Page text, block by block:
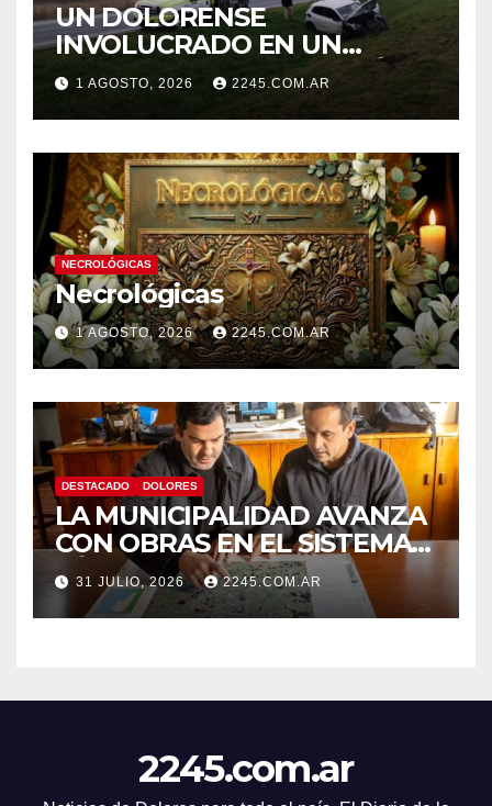
UN DOLORENSE
INVOLUCRADO EN UN
SINIESTRO QUE TERMINÓ
CON DESPISTE Y VUELCO
1 AGOSTO, 2026 2245.COM.AR
NECROLÓGICAS
Necrológicas
1 AGOSTO, 2026 2245.COM.AR
DESTACADO DOLORES
LA MUNICIPALIDAD AVANZA
CON OBRAS EN EL SISTEMA
HÍDRICO DE DOLORES
31 JULIO, 2026 2245.COM.AR
2245.com.ar